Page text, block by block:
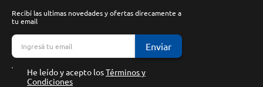
Recibí las ultimas novedades y ofertas direcamente a
tu email
Enviar
He leído y acepto losTérminos y
Condiciones